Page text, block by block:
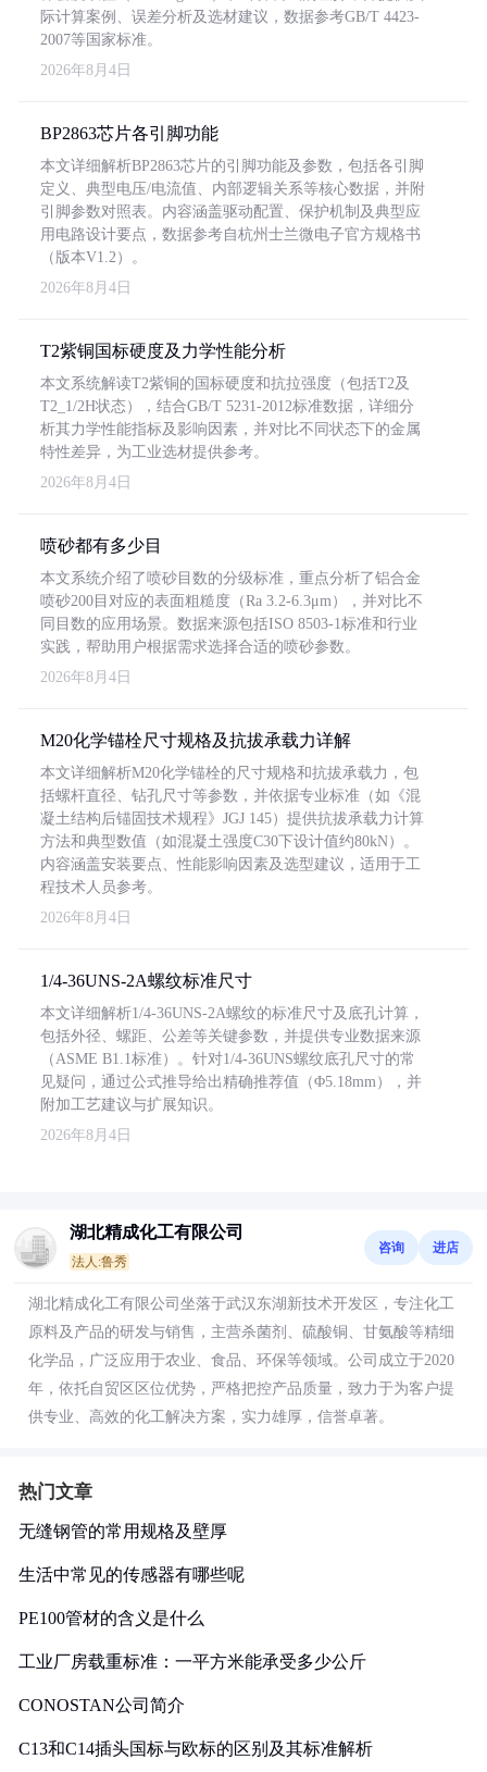
际计算案例、误差分析及选材建议，数据参考GB/T 4423-
2007等国家标准。
2026年8月4日
BP2863芯片各引脚功能
本文详细解析BP2863芯片的引脚功能及参数，包括各引脚
定义、典型电压/电流值、内部逻辑关系等核心数据，并附
引脚参数对照表。内容涵盖驱动配置、保护机制及典型应
用电路设计要点，数据参考自杭州士兰微电子官方规格书
（版本V1.2）。
2026年8月4日
T2紫铜国标硬度及力学性能分析
本文系统解读T2紫铜的国标硬度和抗拉强度（包括T2及
T2_1/2H状态），结合GB/T 5231-2012标准数据，详细分
析其力学性能指标及影响因素，并对比不同状态下的金属
特性差异，为工业选材提供参考。
2026年8月4日
喷砂都有多少目
本文系统介绍了喷砂目数的分级标准，重点分析了铝合金
喷砂200目对应的表面粗糙度（Ra 3.2-6.3μm），并对比不
同目数的应用场景。数据来源包括ISO 8503-1标准和行业
实践，帮助用户根据需求选择合适的喷砂参数。
2026年8月4日
M20化学锚栓尺寸规格及抗拔承载力详解
本文详细解析M20化学锚栓的尺寸规格和抗拔承载力，包
括螺杆直径、钻孔尺寸等参数，并依据专业标准（如《混
凝土结构后锚固技术规程》JGJ 145）提供抗拔承载力计算
方法和典型数值（如混凝土强度C30下设计值约80kN）。
内容涵盖安装要点、性能影响因素及选型建议，适用于工
程技术人员参考。
2026年8月4日
1/4-36UNS-2A螺纹标准尺寸
本文详细解析1/4-36UNS-2A螺纹的标准尺寸及底孔计算，
包括外径、螺距、公差等关键参数，并提供专业数据来源
（ASME B1.1标准）。针对1/4-36UNS螺纹底孔尺寸的常
见疑问，通过公式推导给出精确推荐值（Φ5.18mm），并
附加工艺建议与扩展知识。
2026年8月4日
湖北精成化工有限公司
法人:鲁秀
咨询 进店
湖北精成化工有限公司坐落于武汉东湖新技术开发区，专注化工
原料及产品的研发与销售，主营杀菌剂、硫酸铜、甘氨酸等精细
化学品，广泛应用于农业、食品、环保等领域。公司成立于2020
年，依托自贸区区位优势，严格把控产品质量，致力于为客户提
供专业、高效的化工解决方案，实力雄厚，信誉卓著。
热门文章
无缝钢管的常用规格及壁厚
生活中常见的传感器有哪些呢
PE100管材的含义是什么
工业厂房载重标准：一平方米能承受多少公斤
CONOSTAN公司简介
C13和C14插头国标与欧标的区别及其标准解析